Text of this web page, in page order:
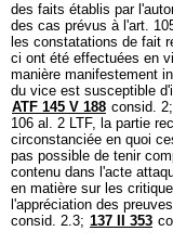
des faits établis par
des cas prévus à l'art.
les constatations de fait
ci ont été effectuées en
manière manifestement
du vice est susceptible
ATF 145 V 188 consid. 2;
106 al. 2 LTF, la partie
circonstanciée en quoi
pas possible de tenir
contenu dans l'acte
en matière sur les
l'appréciation des
consid. 2.3; 137 II 353